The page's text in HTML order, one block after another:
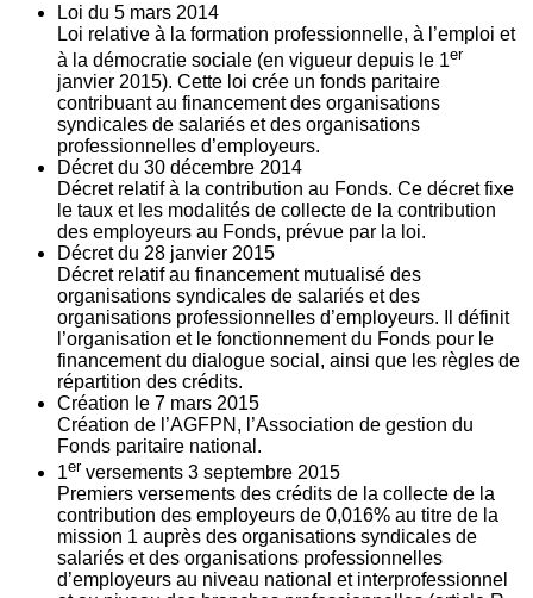
Loi du 5 mars 2014
Loi relative à la formation professionnelle, à l’emploi et
à la démocratie sociale (en vigueur depuis le 1er
janvier 2015). Cette loi crée un fonds paritaire
contribuant au financement des organisations
syndicales de salariés et des organisations
professionnelles d’employeurs.
Décret du 30 décembre 2014
Décret relatif à la contribution au Fonds. Ce décret fixe
le taux et les modalités de collecte de la contribution
des employeurs au Fonds, prévue par la loi.
Décret du 28 janvier 2015
Décret relatif au financement mutualisé des
organisations syndicales de salariés et des
organisations professionnelles d’employeurs. Il définit
l’organisation et le fonctionnement du Fonds pour le
financement du dialogue social, ainsi que les règles de
répartition des crédits.
Création le 7 mars 2015
Création de l’AGFPN, l’Association de gestion du
Fonds paritaire national.
1er versements 3 septembre 2015
Premiers versements des crédits de la collecte de la
contribution des employeurs de 0,016% au titre de la
mission 1 auprès des organisations syndicales de
salariés et des organisations professionnelles
d’employeurs au niveau national et interprofessionnel